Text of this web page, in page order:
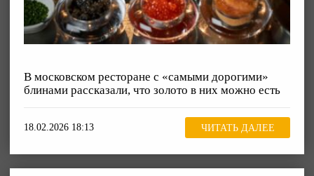
В московском ресторане с «самыми дорогими»
блинами рассказали, что золото в них можно есть
18.02.2026 18:13 ЧИТАТЬ ДАЛЕЕ